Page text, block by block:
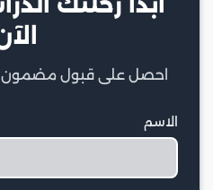
احصل على قبول مضمون
الاسم